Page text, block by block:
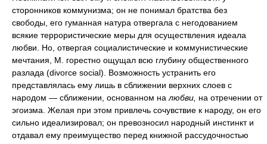
сторонников коммунизма; он не понимал братства без
свободы, его гуманная натура отвергала с негодованием
всякие террористические меры для осуществления идеала
любви. Но, отвергая социалистические и коммунистические
мечтания, М. горестно ощущал всю глубину общественного
разлада (divorce social). Возможность устранить его
представлялась ему лишь в сближении верхних слоев с
народом — сближении, основанном на любви, на отречении от
эгоизма. Желая при этом привлечь сочувствие к народу, он его
сильно идеализировал; он превозносил народный инстинкт и
отдавал ему преимущество перед книжной рассудочностью